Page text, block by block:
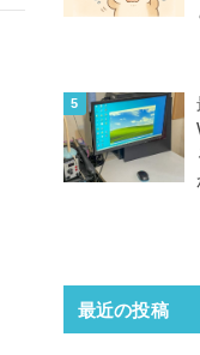
最近の投稿